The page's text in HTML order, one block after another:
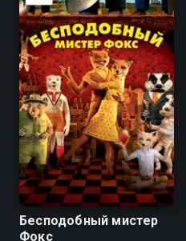
8.0 7.9
Бесподобный мистер
Фокс